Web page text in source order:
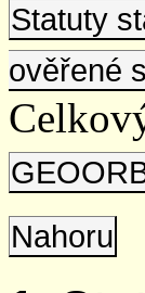
Statuty
ověřené
Nahoru